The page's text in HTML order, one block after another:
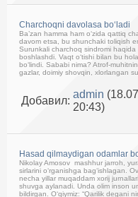
Charchoqni davolasa bo‘ladi
Ba’zan hamma ham o‘zida qattiq
davom etsa, bu shunchaki toliqish
Surunkali charchoq sindromi haqida
boshlashdi. Vaqt o‘tishi bilan bu
bo‘lindi. Sababi nima? Atrof-
gazlar, doimiy shovqin, xlorlangan
Добавил:
admin
20:43)
Hasad qilmaydigan odamlar
Nikolay Amosov ­ mashhur jarroh,
sirlarini o‘rganishga bag‘ishlagan.
necha yillar muqaddam xorij
shuvga aylanadi. Unda olim inson
bildirgan. O‘qiymiz: “Qarilik degani